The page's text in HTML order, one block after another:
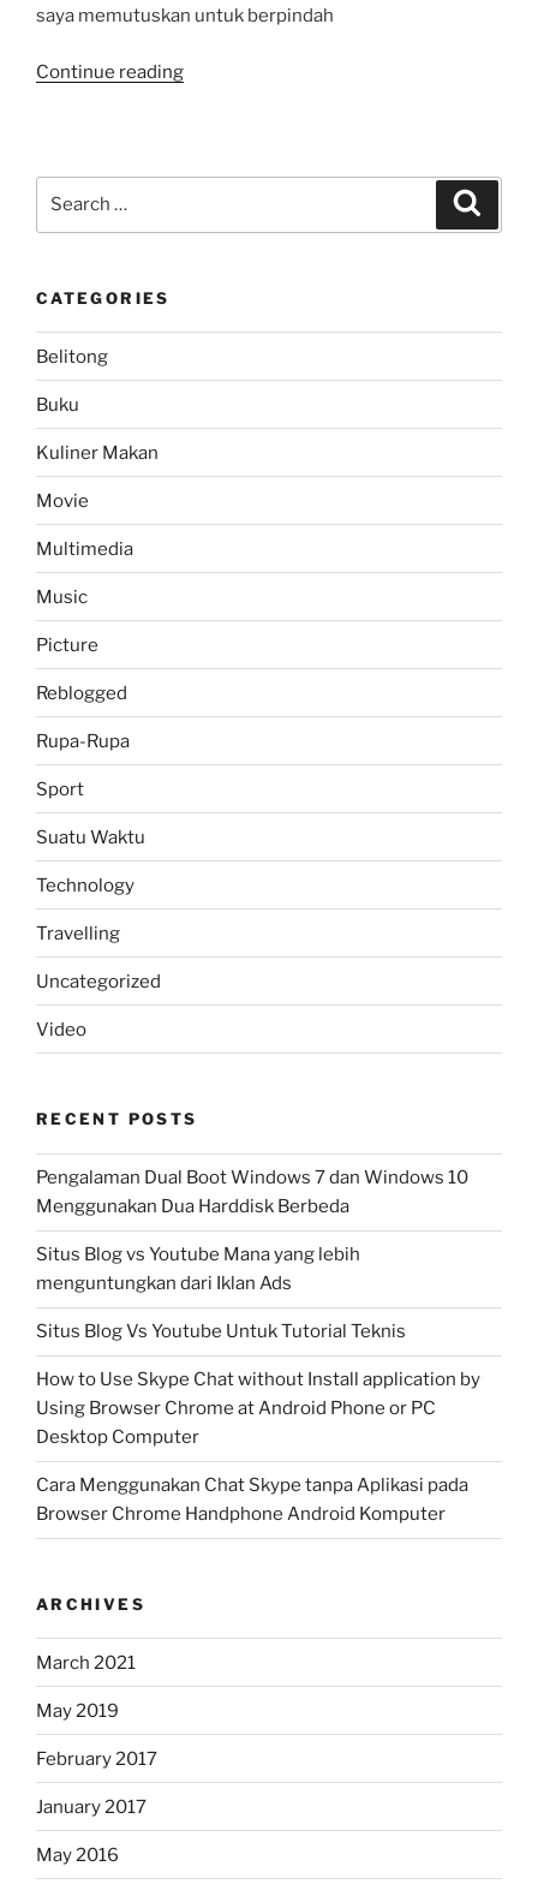
saya memutuskan untuk berpindah
Continue reading“Move
AXIS
Unlimited”
CATEGORIES
Belitong
Buku
Kuliner Makan
Movie
Multimedia
Music
Picture
Reblogged
Rupa-Rupa
Sport
Suatu Waktu
Technology
Travelling
Uncategorized
Video
RECENT POSTS
Pengalaman Dual Boot Windows 7 dan Windows 10
Menggunakan Dua Harddisk Berbeda
Situs Blog vs Youtube Mana yang lebih
menguntungkan dari Iklan Ads
Situs Blog Vs Youtube Untuk Tutorial Teknis
How to Use Skype Chat without Install application by
Using Browser Chrome at Android Phone or PC
Desktop Computer
Cara Menggunakan Chat Skype tanpa Aplikasi pada
Browser Chrome Handphone Android Komputer
ARCHIVES
March 2021
May 2019
February 2017
January 2017
May 2016